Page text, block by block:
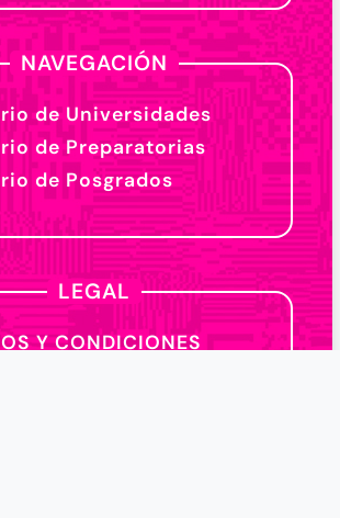
NAVEGACIÓN
de Universidades
de Preparatorias
de Posgrados
LEGAL
Y CONDICIONES